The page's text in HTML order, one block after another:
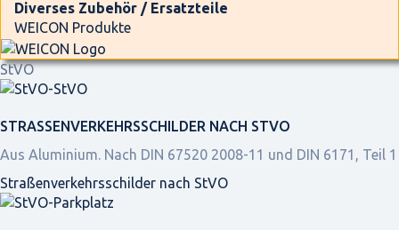
Diverses Zubehör / Ersatzteile
WEICON Produkte
StVO
STRASSEN­VERKEHRS­SCHILDER NACH STVO
Aus Aluminium. Nach DIN 67520 2008-11 und DIN 6171, Teil 1
Straßen­verkehrs­schilder nach StVO